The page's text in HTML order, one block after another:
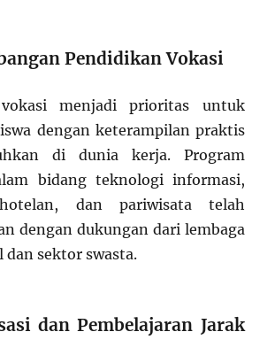
Pendidikan Vokasi
menjadi prioritas untuk
dengan keterampilan praktis
di dunia kerja.
Program
bidang teknologi informasi,
dan pariwisata telah
dengan dukungan dari lembaga
sektor swasta.
dan Pembelajaran Jarak